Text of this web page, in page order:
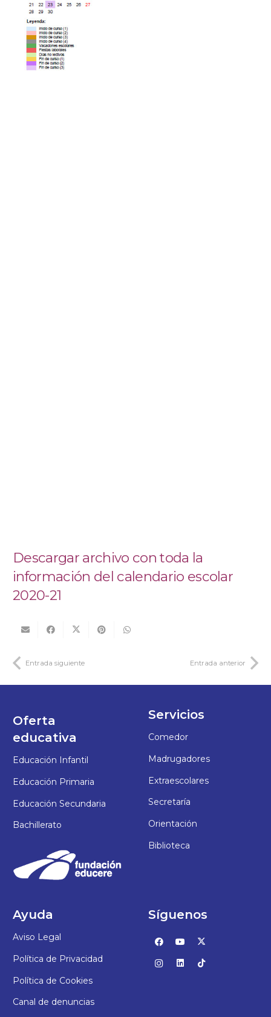
Descargar archivo con toda la
información del calendario escolar
2020-21
Entrada siguiente Entrada anterior
Oferta
educativa
Educación Infantil
Educación Primaria
Educación Secundaria
Bachillerato
Servicios
Comedor
Madrugadores
Extraescolares
Secretaría
Orientación
Biblioteca
Ayuda
Aviso Legal
Política de Privacidad
Política de Cookies
Canal de denuncias
Síguenos